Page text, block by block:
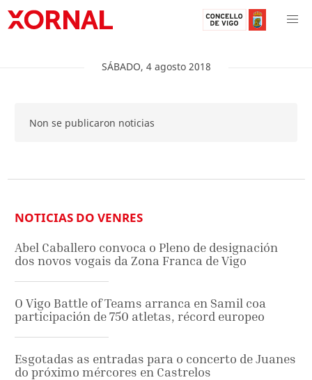
SÁBADO, 4 agosto 2018
Non se publicaron noticias
NOTICIAS DO VENRES
Abel Caballero convoca o Pleno de designación
dos novos vogais da Zona Franca de Vigo
O Vigo Battle of Teams arranca en Samil coa
participación de 750 atletas, récord europeo
Esgotadas as entradas para o concerto de Juanes
do próximo mércores en Castrelos